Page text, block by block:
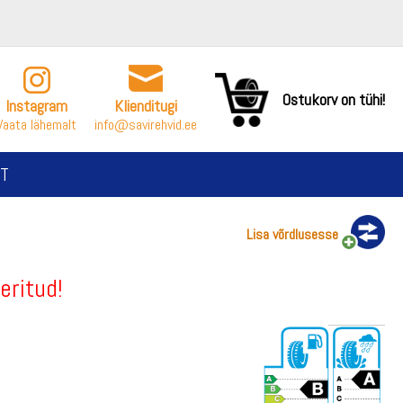
Instagram
lähemalt
Klienditugi
info@savirehvid.ee
Ostukorv on tühi!
Lisa võrdlusesse